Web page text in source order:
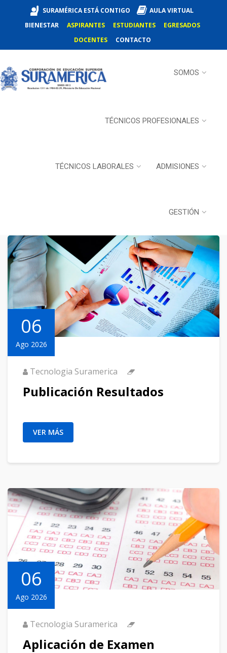
SURAMÉRICA ESTÁ CONTIGO
AULA VIRTUAL
BIENESTAR
ASPIRANTES ESTUDIANTES
EGRESADOS
DOCENTES
CONTACTO
SOMOS
TÉCNICOS PROFESIONALES
TÉCNICOS LABORALES ADMISIONES
GESTIÓN
06
Ago 2026
Tecnologia Suramerica
Publicación Resultados
VER MÁS
06
Ago 2026
Tecnologia Suramerica
Aplicación de Examen